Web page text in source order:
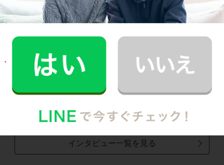
栄養バランスの取れた食事を摂れるのが魅力で
す！
お料理
U.I.さん
40代 男性 1人暮らし
食生活を改善したいと思い料理代行をお願いし
ています。
記事全文を見る
インタビュー一覧を見る